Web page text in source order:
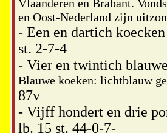
Vlaanderen en Brabant.
en Oost-Nederland zijn
- Een en dartich
st. 2-7-4
- Vier en twintich
Blauwe koeken: lichtblauw
87v
- Vijff hondert en drie
lb. 15 st. 44-0-7-